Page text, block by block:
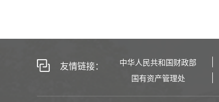
友情链接： 中华人民共和国财政部
国有资产管理处